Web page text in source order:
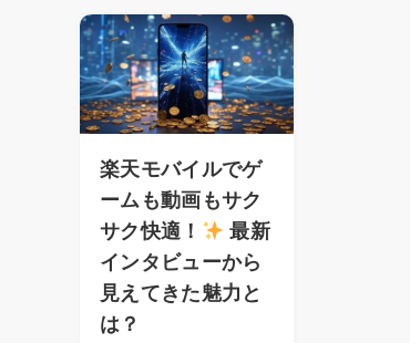
楽天モバイルでゲ
ームも動画もサク
サク快適！
最新
インタビューから
見えてきた魅力と
は？